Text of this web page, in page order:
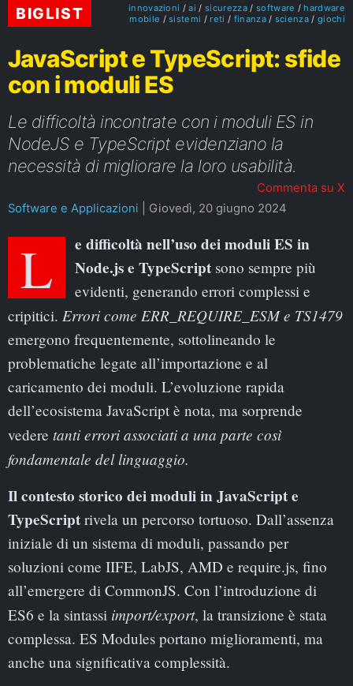
BIGLIST innovazioni ai sicurezza software
hardware
mobile
sistemi reti finanza scienza giochi
JavaScript e TypeScript: sfide
con i moduli ES
Le difficoltà incontrate con i moduli ES in
NodeJS e TypeScript evidenziano la
necessità di migliorare la loro usabilità.
Commenta su X
Software e Applicazioni
Giovedì, 20 giugno 2024
Le difficoltà nell’uso dei moduli ES in Node.js e TypeScript sono sempre più
evidenti, generando errori complessi e
cripitici. Errori come ERR_REQUIRE_ESM e TS1479
emergono frequentemente, sottolineando le
problematiche legate all’importazione e al
caricamento dei moduli. L’evoluzione rapida
dell’ecosistema JavaScript è nota, ma sorprende
vedere tanti errori associati a una parte così
fondamentale del linguaggio.
Il contesto storico dei moduli in JavaScript e
TypeScript rivela un percorso tortuoso. Dall’assenza
iniziale di un sistema di moduli, passando per
soluzioni come IIFE, LabJS, AMD e require.js, fino
all’emergere di CommonJS. Con l’introduzione di
ES6 e la sintassi import/export, la transizione è stata
complessa. ES Modules portano miglioramenti, ma
anche una significativa complessità.